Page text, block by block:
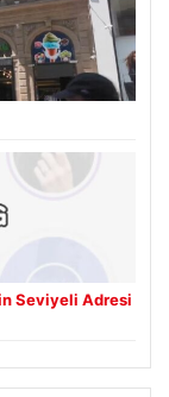
Seviyeli Adresi